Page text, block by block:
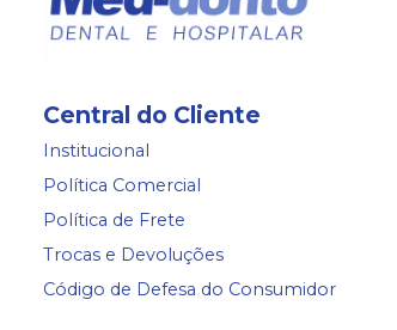
Central do Cliente
Institucional
Política Comercial
Política de Frete
Trocas e Devoluções
Código de Defesa do Consumidor